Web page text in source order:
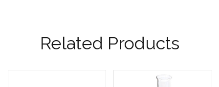
Related Products